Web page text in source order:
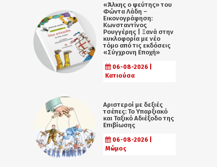
«Άλκης ο ψεύτης» του
Φώντα Λάδη –
Εικονογράφηση:
Κωνσταντίνος
Ρουγγέρης | Ξανά στην
κυκλοφορία με νέο
τόμο από τις εκδόσεις
«Σύγχρονη Εποχή»
06-08-2026 |
Κατιούσα
Αριστεροί με δεξιές
τσέπες: Το Υπαρξιακό
και Ταξικό Αδιέξοδο της
Επιβίωσης
06-08-2026 |
Μώμος